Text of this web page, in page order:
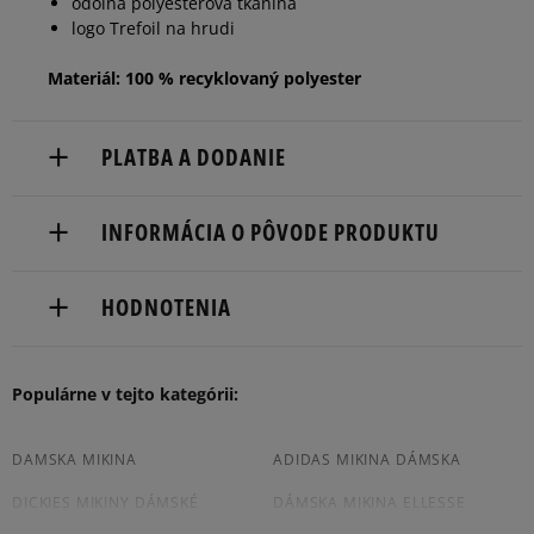
logo Trefoil na hrudi
Materiál: 100 % recyklovaný polyester
PLATBA A DODANIE
Dostupné spôsoby doručenia:
boxy: Z-BOX),
slovenská pošta - na adresu,
Dostupné spôsoby platby:
prevod,
INFORMÁCIA O PÔVODE PRODUKTU
Hoogoorddreef 9a
serviceinfo@onlineshop.adidas.com
HODNOTENIA
Produkt nemá žiadne recenzie
Populárne v tejto kategórii:
DAMSKA MIKINA ADIDAS MIKINA DÁMSKA
DICKIES MIKINY DÁMSKÉ DÁMSKA MIKINA ELLESSE